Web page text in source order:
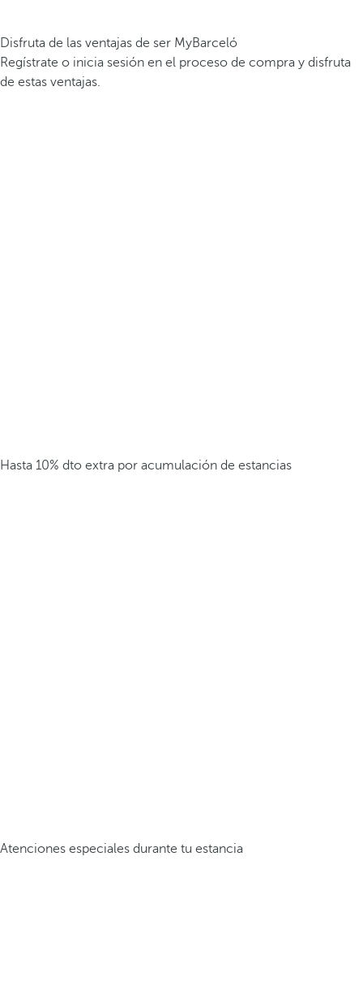
Disfruta de las ventajas de ser MyBarceló
Regístrate o inicia sesión en el proceso de compra y disfruta
de estas ventajas.
Hasta 10% dto extra por acumulación de estancias
Atenciones especiales durante tu estancia